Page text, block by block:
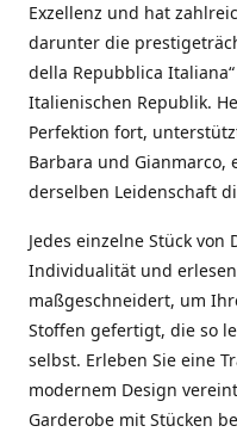
Exzellenz und hat
darunter die
della Repubblica
Italienischen Republik.
Perfektion fort,
Barbara und Gianmarco,
derselben Leidenschaft
Jedes einzelne Stück von
Individualität und
maßgeschneidert, um
Stoffen gefertigt, die so
selbst. Erleben Sie eine
modernem Design
Garderobe mit Stücken